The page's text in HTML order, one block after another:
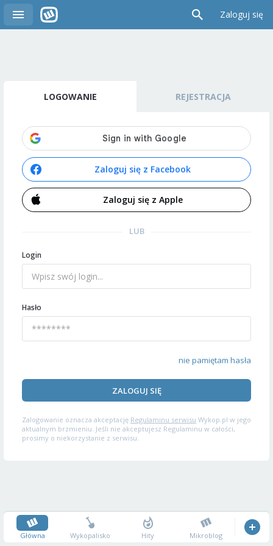
Zaloguj się
LOGOWANIE REJESTRACJA
Zaloguj się z Facebook
Zaloguj się z Apple
LUB
Login
Hasło
nie pamiętam hasła
ZALOGUJ SIĘ
Zalogowanie oznacza akceptację Regulaminu serwisu Wykop.pl w jego
aktualnym brzmieniu. Jeśli nie akceptujesz Regulaminu w całości,
prosimy o niekorzystanie z serwisu.
Główna Wykopalisko Hity Mikroblog